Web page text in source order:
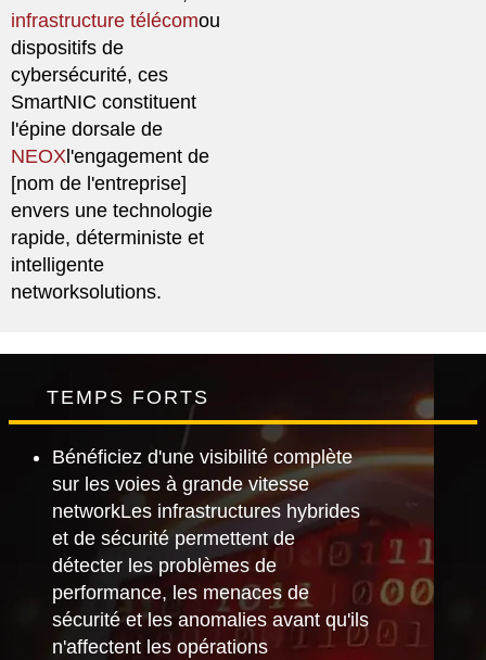
infrastructure télécomou
dispositifs de
cybersécurité, ces
SmartNIC constituent
l'épine dorsale de
NEOXl'engagement de
[nom de l'entreprise]
envers une technologie
rapide, déterministe et
intelligente
networksolutions.
TEMPS FORTS
Bénéficiez d'une visibilité complète
sur les voies à grande vitesse
networkLes infrastructures hybrides
et de sécurité permettent de
détecter les problèmes de
performance, les menaces de
sécurité et les anomalies avant qu'ils
n'affectent les opérations